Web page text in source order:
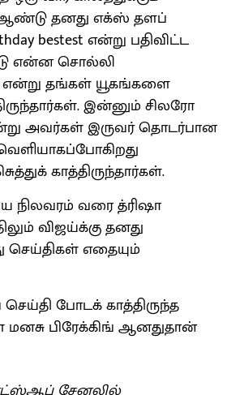
தனது எக்ஸ் தளப்
bestest என்று பதிவிட்ட
என்ன சொல்லி
என்று தங்கள் யூகங்களை
இன்னும் சிலரோ
அவர்கள் இருவர் தொடர்பான
காத்திருந்தார்கள்.
நிலவரம் வரை த்ரிஷா
விஜய்க்கு தனது
செய்திகள் எதையும்
போடக் காத்திருந்த
பிரேக்கிங் ஆனதுதான்